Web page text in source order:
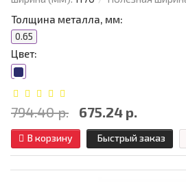
Толщина металла, мм:
0.65
Цвет:
794.40 р. 675.24 р.
В корзину Быстрый заказ